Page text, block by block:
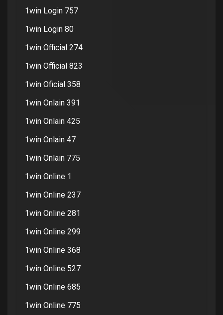
1win Login 757
1win Login 80
1win Official 274
1win Official 823
1win Oficial 358
1win Onlain 391
1win Onlain 425
1win Onlain 47
1win Onlain 775
1win Online 1
1win Online 237
1win Online 281
1win Online 299
1win Online 368
1win Online 527
1win Online 685
1win Online 775